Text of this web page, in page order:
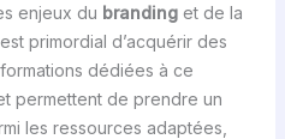
enjeux du brandinget de la
primordial d’acquérir des
dédiées à ce
permettent de prendre un
les ressources adaptées,